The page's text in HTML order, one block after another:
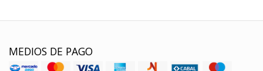
MEDIOS DE PAGO